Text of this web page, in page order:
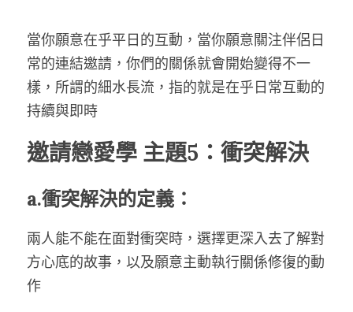
當你願意在乎平日的互動，當你願意關注伴侶日
常的連結邀請，你們的關係就會開始變得不一
樣，所謂的細水長流，指的就是在乎日常互動的
持續與即時
邀請戀愛學 主題5：衝突解決
a.衝突解決的定義：
兩人能不能在面對衝突時，選擇更深入去了解對
方心底的故事，以及願意主動執行關係修復的動
作